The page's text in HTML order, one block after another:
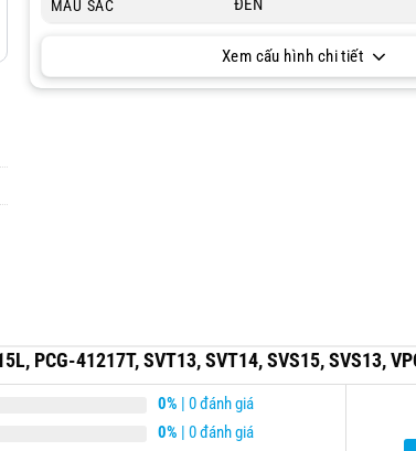
MÀU SẮC ĐEN
Xem cấu hình chi tiết
PCG-41217T, SVT13, SVT14, SVS15, SVS13,
0% | 0 đánh giá
0% | 0 đánh giá